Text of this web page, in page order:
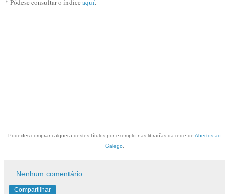
Podedes comprar calquera destes títulos por exemplo nas librarías da rede de Abertos ao
Galego.
Nenhum comentário:
Compartilhar